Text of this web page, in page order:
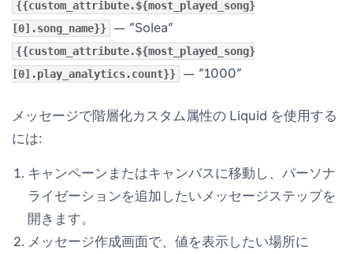
{{custom_attribute.${most_played_song}
[0].song_name}}
— “Solea”
{{custom_attribute.${most_played_song}
[0].play_analytics.count}}
— “1000”
メッセージで階層化カスタム属性の Liquid を使用する
には:
キャンペーンまたはキャンバスに移動し、パーソナ
ライゼーションを追加したいメッセージステップを
開きます。
メッセージ作成画面で、値を表示したい場所に